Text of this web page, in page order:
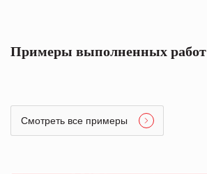
Примеры выполненных работ
Смотреть все примеры